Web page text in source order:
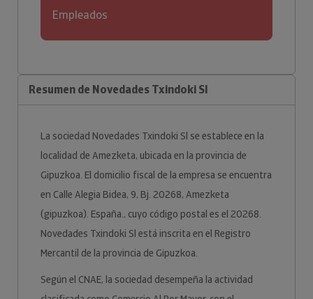
Empleados
Resumen de Novedades Txindoki Sl
La sociedad Novedades Txindoki Sl se establece en la
localidad de Amezketa, ubicada en la provincia de
Gipuzkoa. El domicilio fiscal de la empresa se encuentra
en Calle Alegia Bidea, 9, Bj. 20268, Amezketa
(gipuzkoa). España., cuyo código postal es el 20268.
Novedades Txindoki Sl está inscrita en el Registro
Mercantil de la provincia de Gipuzkoa.
Según el CNAE, la sociedad desempeña la actividad